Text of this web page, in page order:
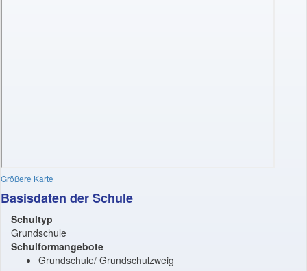
Größere Karte
Basisdaten der Schule
Schultyp
Grundschule
Schulformangebote
Grundschule/ Grundschulzweig